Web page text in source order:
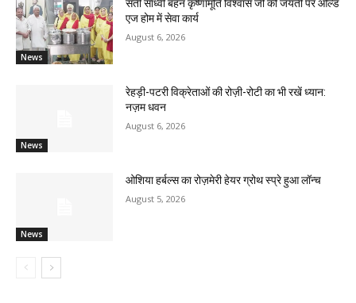
News
सती साध्वी बहन कृष्णामूर्ति विश्वास जी की जयंती पर ओल्ड
एज होम में सेवा कार्य
August 6, 2026
News
रेहड़ी-पटरी विक्रेताओं की रोज़ी-रोटी का भी रखें ध्यान:
नज़म धवन
August 6, 2026
News
ओशिया हर्बल्स का रोज़मेरी हेयर ग्रोथ स्प्रे हुआ लॉन्च
August 5, 2026